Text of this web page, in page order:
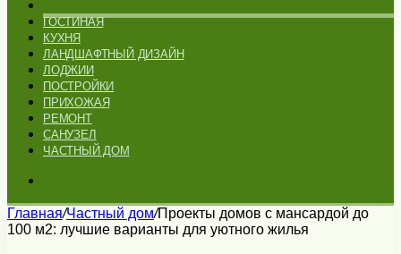
ГОСТИНАЯ
КУХНЯ
ЛАНДШАФТНЫЙ ДИЗАЙН
ЛОДЖИИ
ПОСТРОЙКИ
ПРИХОЖАЯ
РЕМОНТ
САНУЗЕЛ
ЧАСТНЫЙ ДОМ
Главная/Частный дом/Проекты домов с мансардой до
100 м2: лучшие варианты для уютного жилья